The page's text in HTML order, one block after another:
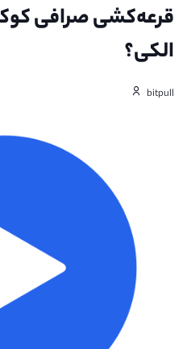
‌قرعه‌کشی صرافی
الکی؟‌
bitpull